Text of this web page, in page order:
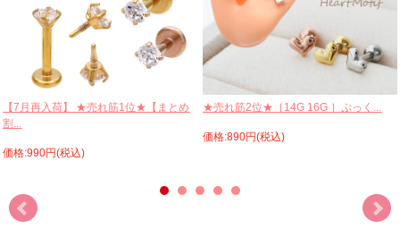
【7月再入荷】 ★売れ筋1位★【まとめ
割...
価格:990円(税込)
★売れ筋2位★［14G 16G ］ぷっく...
価格:890円(税込)